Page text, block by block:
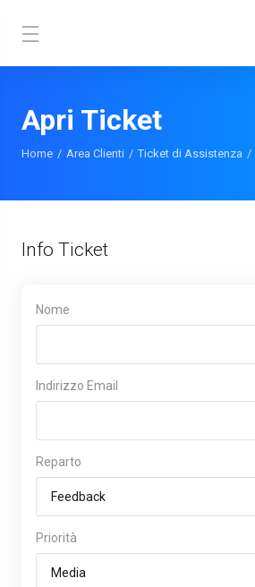
Apri Ticket
Home Area Clienti Ticket di Assistenza
Info Ticket
Nome
Indirizzo Email
Reparto
Priorità